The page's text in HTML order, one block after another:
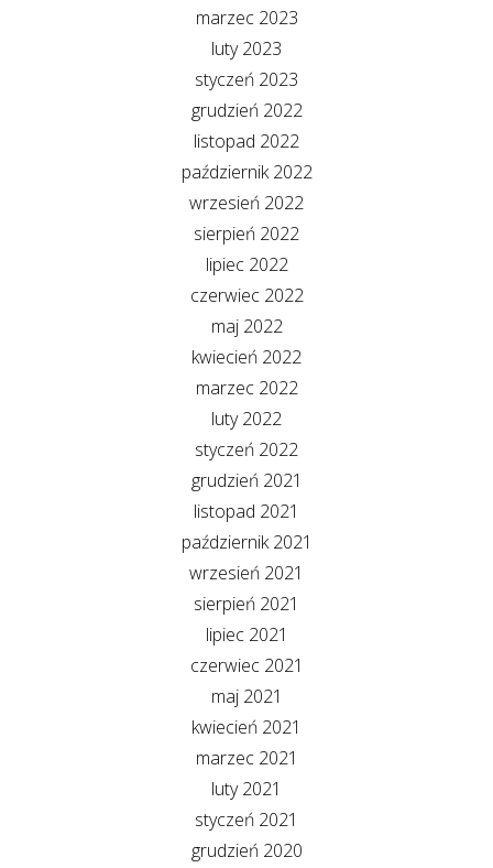
marzec 2023
luty 2023
styczeń 2023
grudzień 2022
listopad 2022
październik 2022
wrzesień 2022
sierpień 2022
lipiec 2022
czerwiec 2022
maj 2022
kwiecień 2022
marzec 2022
luty 2022
styczeń 2022
grudzień 2021
listopad 2021
październik 2021
wrzesień 2021
sierpień 2021
lipiec 2021
czerwiec 2021
maj 2021
kwiecień 2021
marzec 2021
luty 2021
styczeń 2021
grudzień 2020